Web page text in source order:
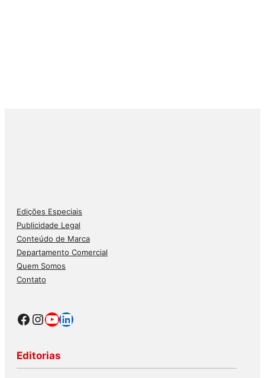
Edições Especiais
Publicidade Legal
Conteúdo de Marca
Departamento Comercial
Quem Somos
Contato
Facebook
Instagram
Youtube
LinkedIn
Editorias